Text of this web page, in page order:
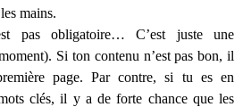
mains.
pas obligatoire… C’est juste une
Si ton contenu n’est pas bon, il
page. Par contre, si tu es en
clés, il y a de forte chance que les